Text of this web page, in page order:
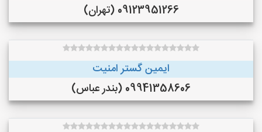
09123951266 (تهران)
ایمین گستر امنیت
09941358606 (بندر عباس)